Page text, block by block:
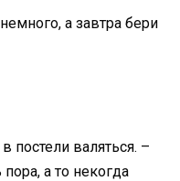
а завтра бери
постели валяться. –
а то некогда